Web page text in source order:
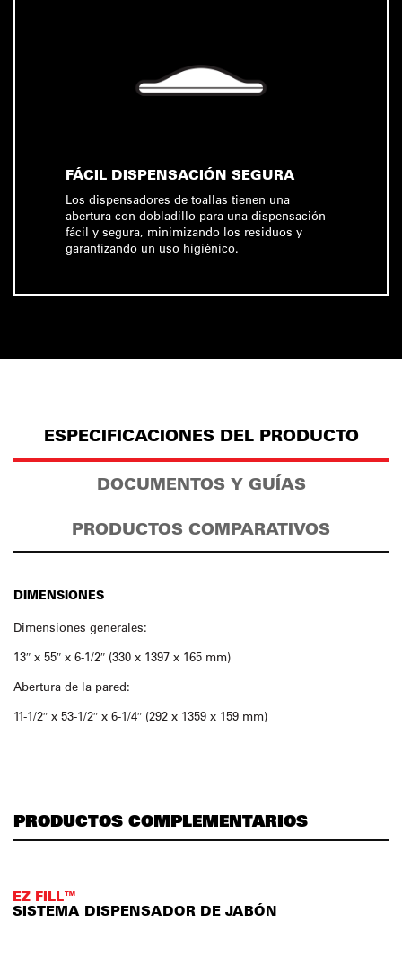
FÁCIL DISPENSACIÓN SEGURA
Los dispensadores de toallas tienen una
abertura con dobladillo para una dispensación
fácil y segura, minimizando los residuos y
garantizando un uso higiénico.
ESPECIFICACIONES DEL PRODUCTO
DOCUMENTOS Y GUÍAS
PRODUCTOS COMPARATIVOS
DIMENSIONES
Dimensiones generales:
13″ x 55″ x 6-1/2″ (330 x 1397 x 165 mm)
Abertura de la pared:
11-1/2″ x 53-1/2″ x 6-1/4″ (292 x 1359 x 159 mm)
PRODUCTOS COMPLEMENTARIOS
EZ FILL™
SISTEMA DISPENSADOR DE JABÓN